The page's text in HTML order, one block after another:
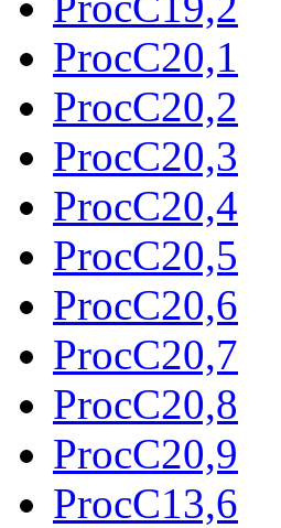
ProcC20,1
ProcC20,2
ProcC20,3
ProcC20,4
ProcC20,5
ProcC20,6
ProcC20,7
ProcC20,8
ProcC20,9
ProcC13,6